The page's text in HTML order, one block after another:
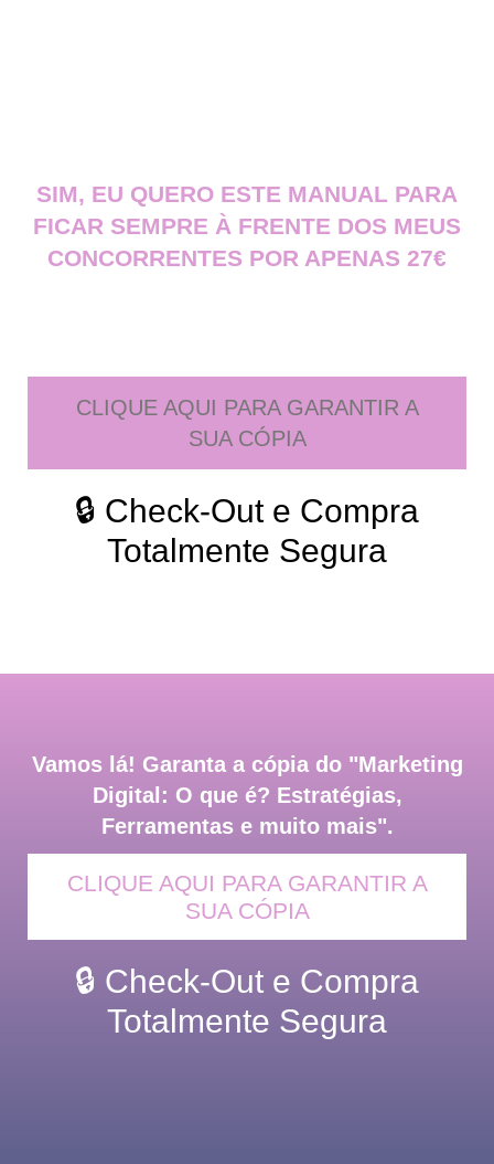
SIM, EU QUERO ESTE MANUAL PARA
FICAR SEMPRE À FRENTE DOS MEUS
CONCORRENTES POR APENAS 27€
CLIQUE AQUI PARA GARANTIR A
SUA CÓPIA
🔒 Check-Out e Compra
Totalmente Segura
Vamos lá! Garanta a cópia do "Marketing
Digital: O que é? Estratégias,
Ferramentas e muito mais".
CLIQUE AQUI PARA GARANTIR A
SUA CÓPIA
🔒 Check-Out e Compra
Totalmente Segura